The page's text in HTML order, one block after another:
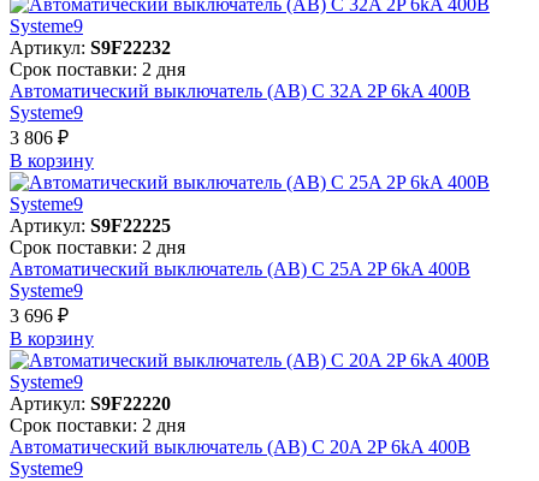
Артикул: S9F22232
Срок поставки: 2 дня
Автоматический выключатель (АВ) C 32A 2P 6kA 400В
Systeme9
3 806 ₽
В корзинy
Артикул: S9F22225
Срок поставки: 2 дня
Автоматический выключатель (АВ) C 25A 2P 6kA 400В
Systeme9
3 696 ₽
В корзинy
Артикул: S9F22220
Срок поставки: 2 дня
Автоматический выключатель (АВ) C 20A 2P 6kA 400В
Systeme9